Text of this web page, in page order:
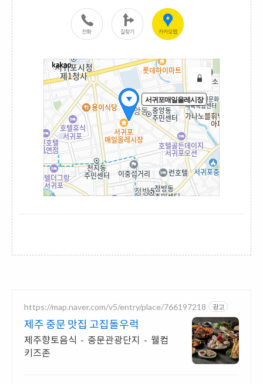
https://map.naver.com/v5/entry/place/766197218 광고
제주 중문 맛집 고집돌우럭
제주향토음식 - 중문관광단지 - 웰컴
키즈존